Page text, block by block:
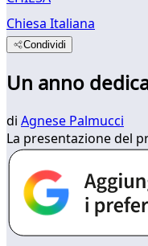
Chiesa Italiana
Condividi
Un anno
di Agnese Palmucci
La presentazione del